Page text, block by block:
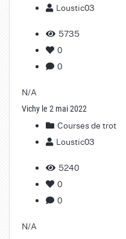
Loustic03
5735
0
0
N/A
Vichy le 2 mai 2022
Courses de trot
Loustic03
5240
0
0
N/A